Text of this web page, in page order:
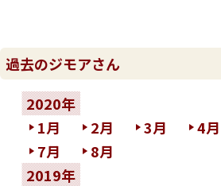
過去のジモアさん
2020年
1月
2月 3月 4月
7月
8月
2019年